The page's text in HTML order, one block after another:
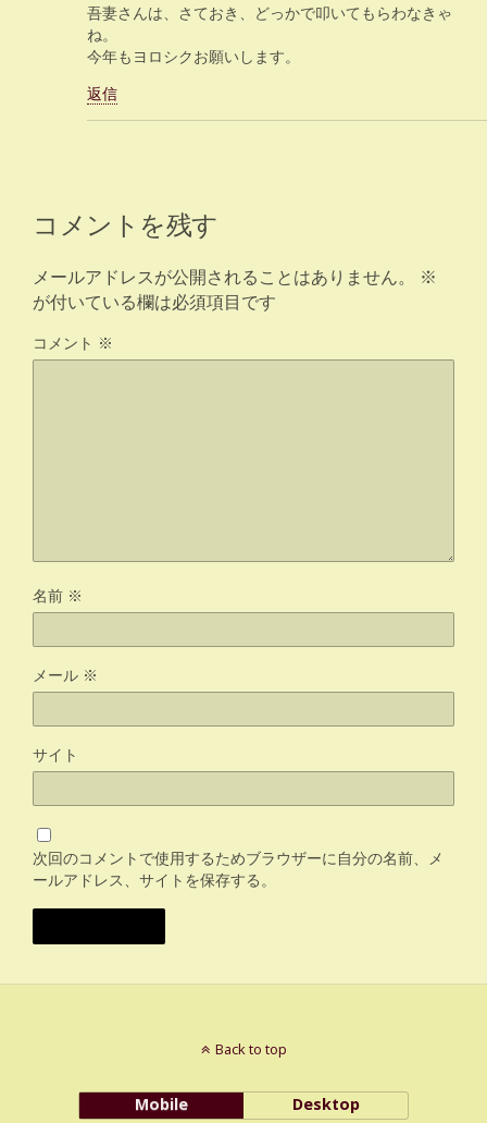
吾妻さんは、さておき、どっかで叩いてもらわなきゃ
ね。
今年もヨロシクお願いします。
返信
コメントを残す
メールアドレスが公開されることはありません。
※
が付いている欄は必須項目です
コメント ※
名前 ※
メール ※
サイト
次回のコメントで使用するためブラウザーに自分の名前、メ
ールアドレス、サイトを保存する。
Back to top
Mobile Desktop